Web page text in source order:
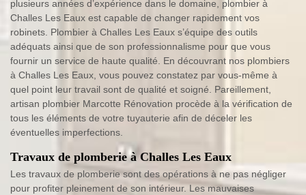
plusieurs années d’expérience dans le domaine, plombier à
Challes Les Eaux est capable de changer rapidement vos
robinets. Plombier à Challes Les Eaux s’équipe des outils
adéquats ainsi que de son professionnalisme pour que vous
fournir un service de haute qualité. En découvrant nos plombiers
à Challes Les Eaux, vous pouvez constatez par vous-même à
quel point leur travail sont de qualité et soigné. Pareillement,
artisan plombier Marcotte Rénovation procède à la vérification de
tous les éléments de votre tuyauterie afin de déceler les
éventuelles imperfections.
Travaux de plomberie à Challes Les Eaux
Les travaux de plomberie sont des opérations à ne pas négliger
pour profiter pleinement de son intérieur. Les mauvaises